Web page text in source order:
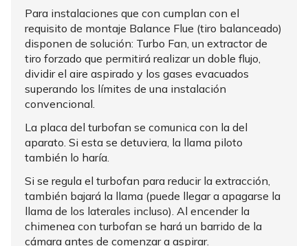
Para instalaciones que con cumplan con el
requisito de montaje Balance Flue (tiro balanceado)
disponen de solución: Turbo Fan, un extractor de
tiro forzado que permitirá realizar un doble flujo,
dividir el aire aspirado y los gases evacuados
superando los límites de una instalación
convencional.
La placa del turbofan se comunica con la del
aparato. Si esta se detuviera, la llama piloto
también lo haría.
Si se regula el turbofan para reducir la extracción,
también bajará la llama (puede llegar a apagarse la
llama de los laterales incluso). Al encender la
chimenea con turbofan se hará un barrido de la
cámara antes de comenzar a aspirar.